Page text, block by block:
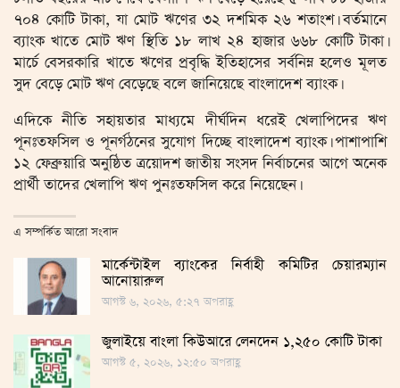
৭০৪ কোটি টাকা, যা মোট ঋণের ৩২ দশমিক ২৬ শতাংশ। বর্তমানে
ব্যাংক খাতে মোট ঋণ স্থিতি ১৮ লাখ ২৪ হাজার ৬৬৮ কোটি টাকা।
মার্চে বেসরকারি খাতে ঋণের প্রবৃদ্ধি ইতিহাসের সর্বনিম্ন হলেও মূলত
সুদ বেড়ে মোট ঋণ বেড়েছে বলে জানিয়েছে বাংলাদেশ ব্যাংক।
এদিকে নীতি সহায়তার মাধ্যমে দীর্ঘদিন ধরেই খেলাপিদের ঋণ
পূনঃতফসিল ও পূনর্গঠনের সুযোগ দিচ্ছে বাংলাদেশ ব্যাংক। পাশাপাশি
১২ ফেব্রুয়ারি অনুষ্ঠিত ত্রয়োদশ জাতীয় সংসদ নির্বাচনের আগে অনেক
প্রার্থী তাদের খেলাপি ঋণ পুনঃতফসিল করে নিয়েছেন।
এ সম্পর্কিত আরো সংবাদ
মার্কেন্টাইল ব্যাংকের নির্বাহী কমিটির চেয়ারম্যান
আনোয়ারুল
আগস্ট ৬, ২০২৬, ৫:২৭ অপরাহ্ণ
জুলাইয়ে বাংলা কিউআরে লেনদেন ১,২৫০ কোটি টাকা
আগস্ট ৫, ২০২৬, ১২:৫০ অপরাহ্ণ